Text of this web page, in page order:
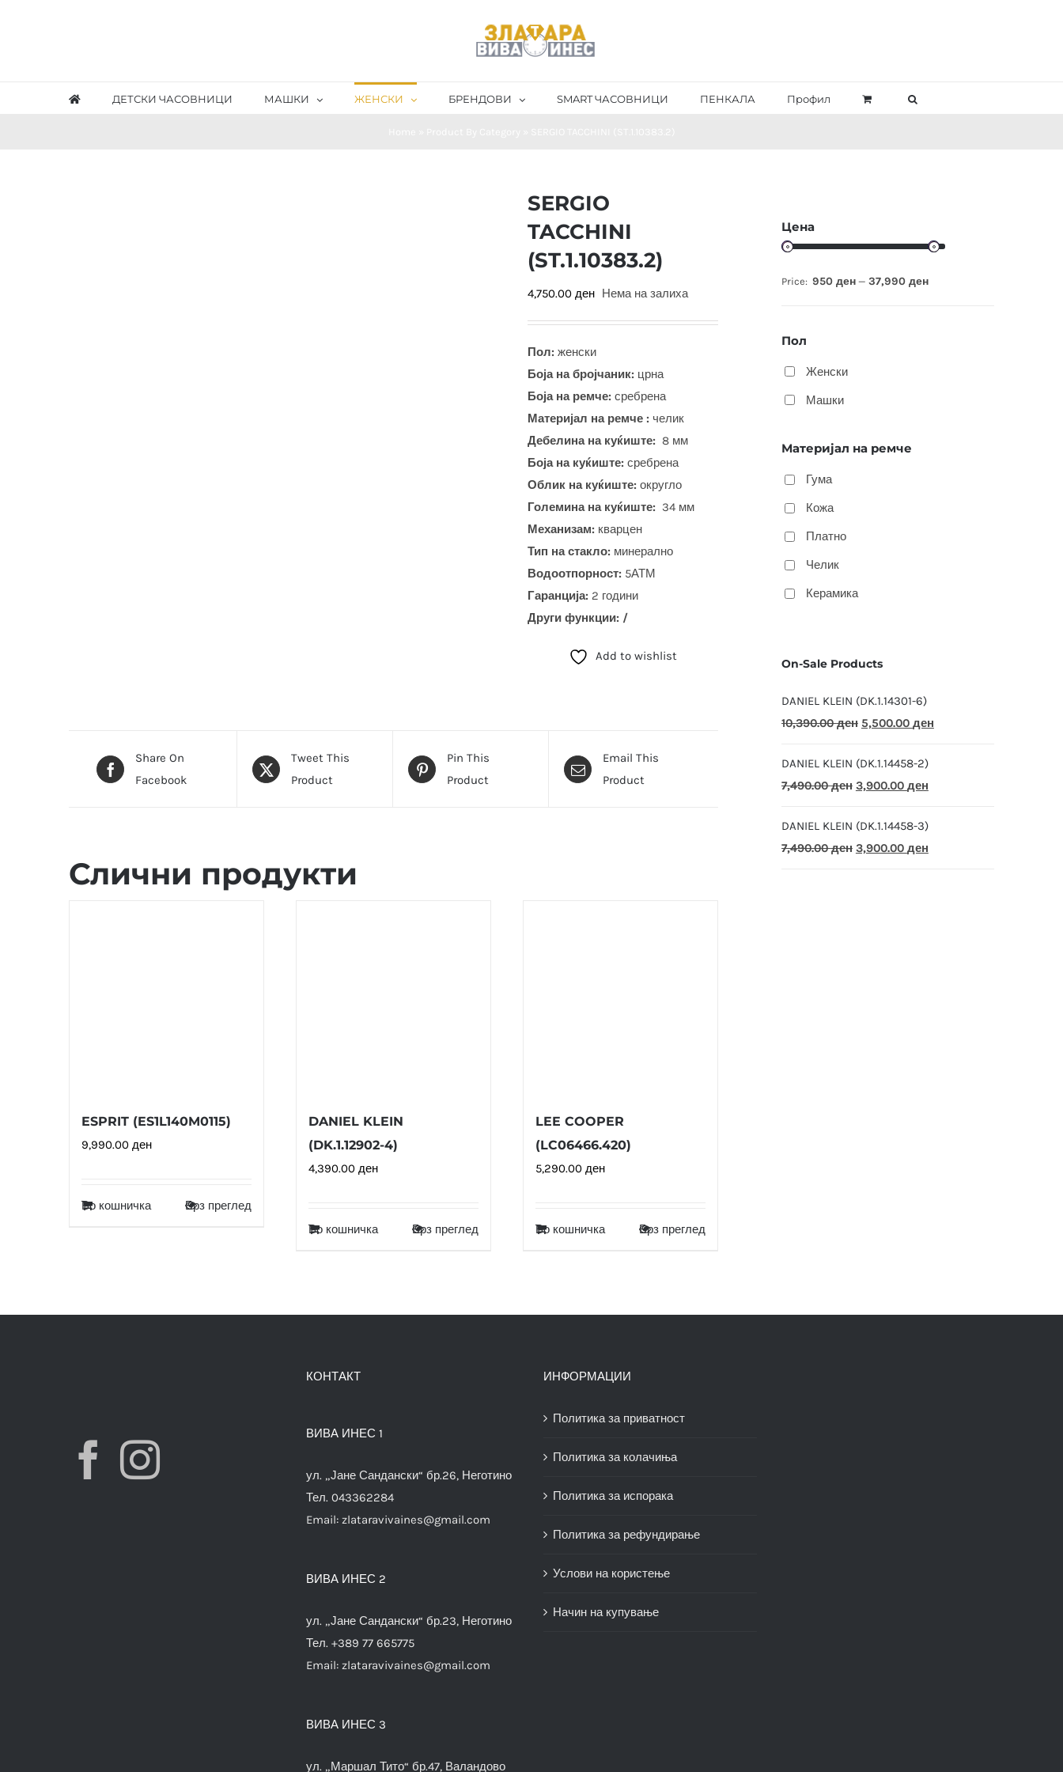
ДЕТСКИ ЧАСОВНИЦИ МАШКИ ЖЕНСКИ БРЕНДОВИ SMART ЧАСОВНИЦИ ПЕНКАЛА Профил
SERGIO
TACCHINI
(ST.1.10383.2)
4,750.00 ден Нема на залиха
Пол: женски
Боја на бројчаник: црна
Боја на ремче: сребрена
Материјал на ремче : челик
Дебелина на куќиште: 8 мм
Боја на куќиште: сребрена
Облик на куќиште: округло
Големина на куќиште: 34 мм
Механизам: кварцен
Тип на стакло: минерално
Водоотпорност: 5АТМ
Гаранција: 2 години
Други функции: /
Add to wishlist
Share On
Facebook
Tweet This
Product
Pin This
Product
Email This
Product
Слични продукти
ESPRIT (ES1L140M0115)
9,990.00 ден
Во кошничка Брз преглед
DANIEL KLEIN
(DK.1.12902-4)
4,390.00 ден
Во кошничка Брз преглед
LEE COOPER
(LC06466.420)
5,290.00 ден
Во кошничка Брз преглед
Цена
Price: 950 ден— 37,990 ден
Пол
Женски
Машки
Материјал на ремче
Гума
Кожа
Платно
Челик
Керамика
On-Sale Products
DANIEL KLEIN (DK.1.14301-6)
10,390.00ден Original
was:
10,390.00 ден.
5,500.00 денCurrent
DANIEL KLEIN (DK.1.14458-2)
7,490.00ден Original
was:
7,490.00 ден.
3,900.00 денCurrent
is:
3,900.00 ден.
DANIEL KLEIN (DK.1.14458-3)
7,490.00ден Original
3,900.00 денCurrent
КОНТАКТ
ВИВА ИНЕС 1
ул. „Јане Сандански“ бр.26, Неготино
Тел. 043362284
Email: zlataravivaines@gmail.com
ВИВА ИНЕС 2
ул. „Јане Сандански“ бр.23, Неготино
Тел. +389 77 665775
Email: zlataravivaines@gmail.com
ВИВА ИНЕС 3
ул. „Маршал Тито“ бр.47, Валандово
ИНФОРМАЦИИ
Политика за приватност
Политика за колачиња
Политика за испорака
Политика за рефундирање
Услови на користење
Начин на купување